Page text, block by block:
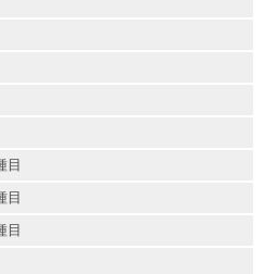
目
目
目